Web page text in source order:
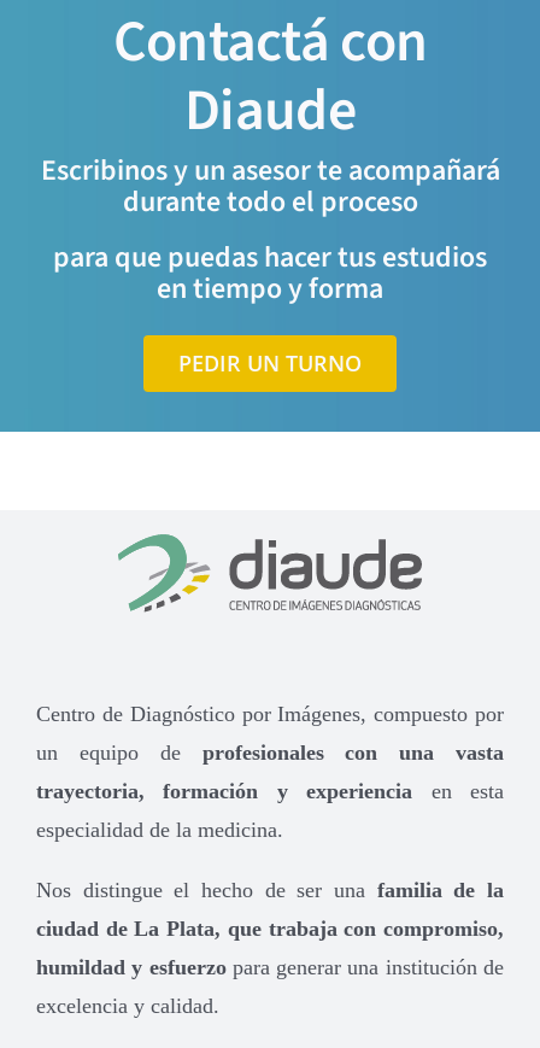
Contactá con
Diaude
Escribinos y un asesor te acompañará
durante todo el proceso
para que puedas hacer tus estudios
en tiempo y forma
PEDIR UN TURNO
Centro de Diagnóstico por Imágenes, compuesto por
un equipo de profesionales con una vasta
trayectoria, formación y experiencia en esta
especialidad de la medicina.
Nos distingue el hecho de ser una familia de la
ciudad de La Plata, que trabaja con compromiso,
humildad y esfuerzopara generar una institución de
excelencia y calidad.